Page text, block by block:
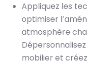
Appliquez les
optimiser
atmosphère
mobilier et